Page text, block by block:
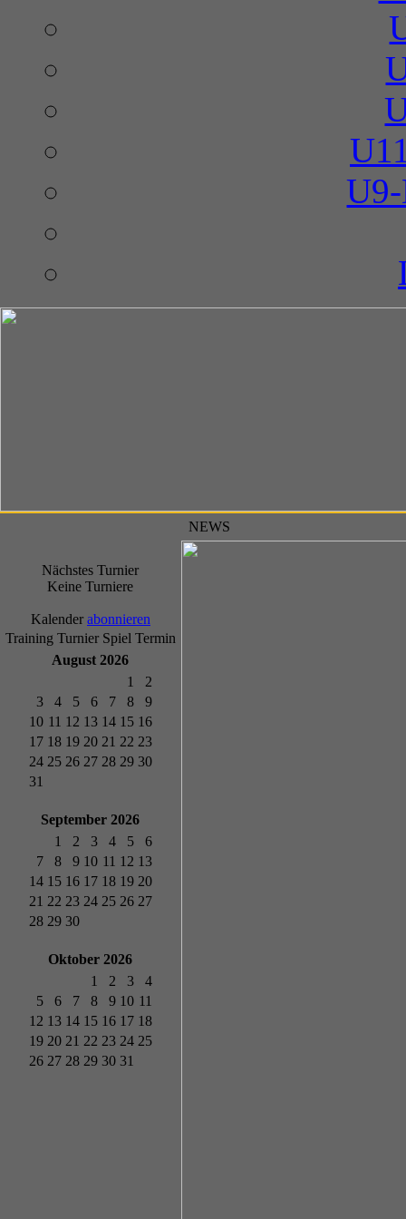
Nächstes Turnier
Keine Turniere
Kalender abonnieren
Training Turnier Spiel Termin
August 2026
1
2
3
4 5 6 7 8
9
10 11 12 13 14 15 16
17 18 19 20 21 22 23
24 25 26 27 28 29 30
31
September 2026
1
2 3 4 5
6
7
8 9 10 11 12 13
14 15 16 17 18 19 20
21 22 23 24 25 26 27
28 29 30
Oktober 2026
1
2 3
4
5
6 7 8 9 10 11
12 13 14 15 16 17 18
19 20 21 22 23 24 25
26 27 28 29 30 31
NEWS